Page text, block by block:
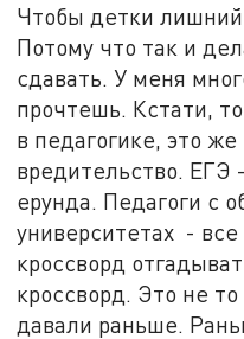
Чтобы детки
Потому что так и
сдавать. У меня
прочтешь. Кстати,
в педагогике, это
вредительство. ЕГЭ
ерунда. Педагоги с
университетах - все
кроссворд
кроссворд. Это не
давали раньше.